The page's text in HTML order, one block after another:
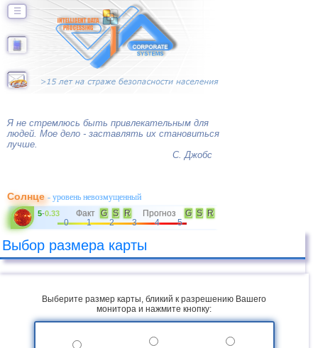
☰
Я не стремлюсь быть привлекательным для
людей. Мое дело - заставлять их становиться
лучше.
С. Джобс
Солнце- уровень невозмущенный
5-0.33 Факт G S R Прогноз G S
R
0
1 2 3 4 5
Выбор размера карты
Выберите размер карты, бликий к разрешению Вашего
монитора и нажмите кнопку: